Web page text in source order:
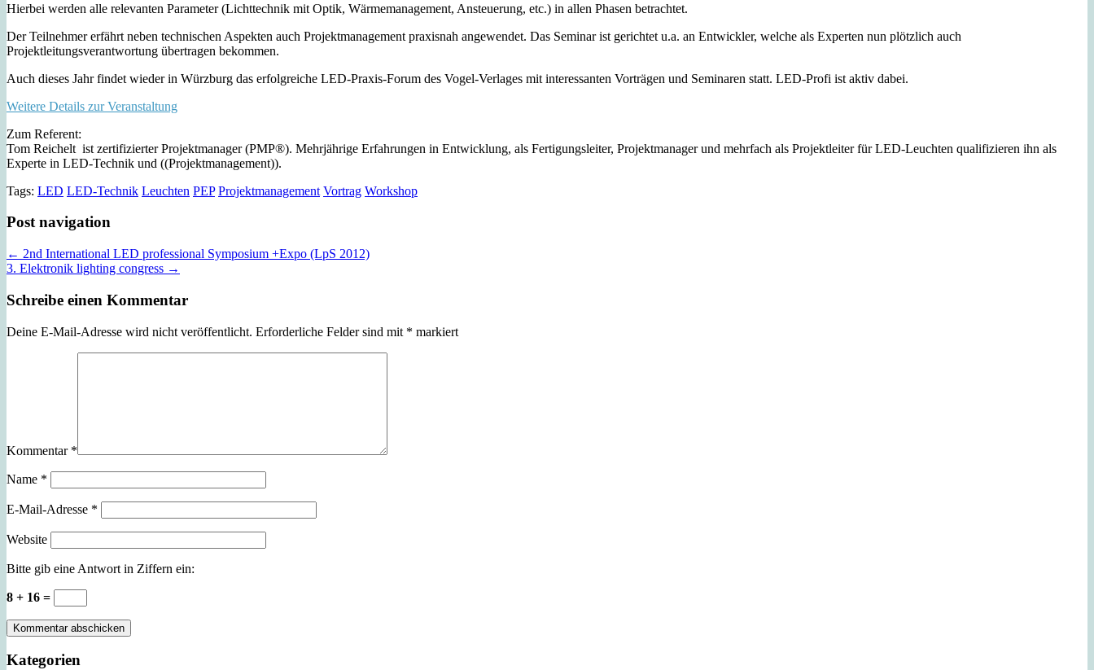
Hierbei werden alle relevanten Parameter (Lichttechnik mit Optik, Wärmemanagement, Ansteuerung, etc.) in allen Phasen betrachtet.
Der Teilnehmer erfährt neben technischen Aspekten auch Projektmanagement praxisnah angewendet. Das Seminar ist gerichtet u.a. an Entwickler, welche als Experten nun plötzlich auch
Projektleitungsverantwortung übertragen bekommen.
Auch dieses Jahr findet wieder in Würzburg das erfolgreiche LED-Praxis-Forum des Vogel-Verlages mit interessanten Vorträgen und Seminaren statt. LED-Profi ist aktiv dabei.
Weitere Details zur Veranstaltung
Zum Referent:
Tom Reichelt ist zertifizierter Projektmanager (PMP®). Mehrjährige Erfahrungen in Entwicklung, als Fertigungsleiter, Projektmanager und mehrfach als Projektleiter für LED-Leuchten qualifizieren ihn als
Experte in LED-Technik und ((Projektmanagement)).
Tags: LED LED-Technik Leuchten PEP Projektmanagement Vortrag Workshop
Post navigation
← 2nd International LED professional Symposium +Expo (LpS 2012)
3. Elektronik lighting congress →
Schreibe einen Kommentar
Deine E-Mail-Adresse wird nicht veröffentlicht. Erforderliche Felder sind mit * markiert
Kommentar *
Name *
E-Mail-Adresse *
Website
Bitte gib eine Antwort in Ziffern ein:
8 + 16 =
Kategorien